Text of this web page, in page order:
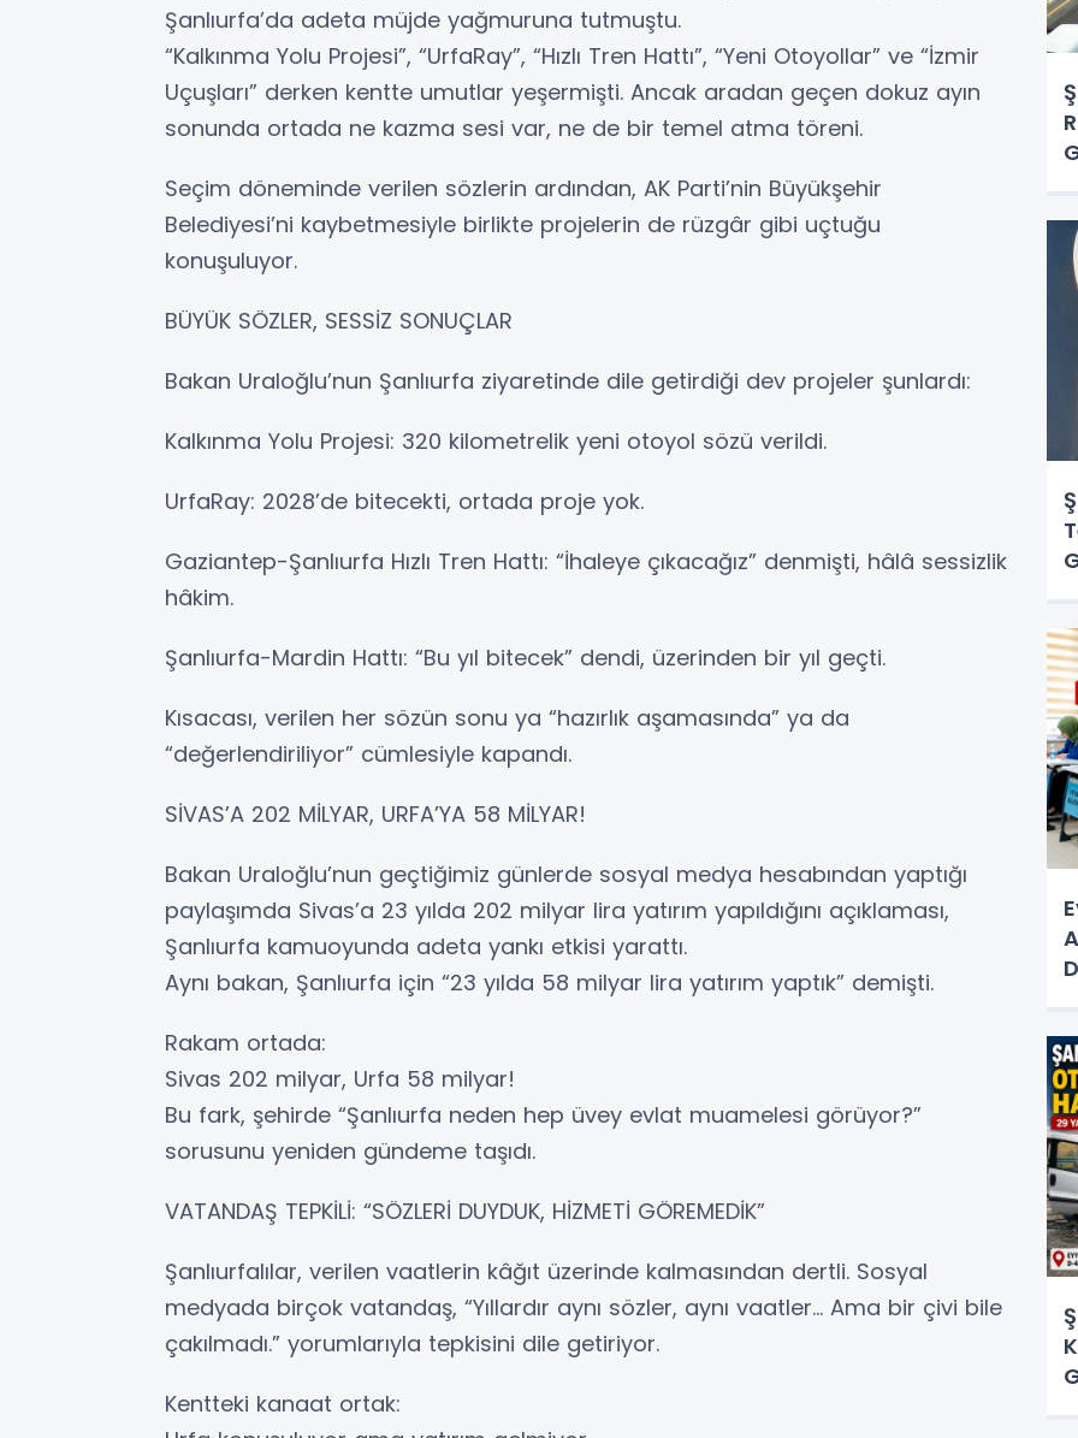
Şanlıurfa’da adeta müjde yağmuruna tutmuştu.
“Kalkınma Yolu Projesi”, “UrfaRay”, “Hızlı Tren Hattı”, “Yeni Otoyollar” ve “İzmir
Uçuşları” derken kentte umutlar yeşermişti. Ancak aradan geçen dokuz ayın
sonunda ortada ne kazma sesi var, ne de bir temel atma töreni.
Seçim döneminde verilen sözlerin ardından, AK Parti’nin Büyükşehir
Belediyesi’ni kaybetmesiyle birlikte projelerin de rüzgâr gibi uçtuğu
konuşuluyor.
BÜYÜK SÖZLER, SESSİZ SONUÇLAR
Bakan Uraloğlu’nun Şanlıurfa ziyaretinde dile getirdiği dev projeler şunlardı:
Kalkınma Yolu Projesi: 320 kilometrelik yeni otoyol sözü verildi.
UrfaRay: 2028’de bitecekti, ortada proje yok.
Gaziantep-Şanlıurfa Hızlı Tren Hattı: “İhaleye çıkacağız” denmişti, hâlâ sessizlik
hâkim.
Şanlıurfa-Mardin Hattı: “Bu yıl bitecek” dendi, üzerinden bir yıl geçti.
Kısacası, verilen her sözün sonu ya “hazırlık aşamasında” ya da
“değerlendiriliyor” cümlesiyle kapandı.
SİVAS’A 202 MİLYAR, URFA’YA 58 MİLYAR!
Bakan Uraloğlu’nun geçtiğimiz günlerde sosyal medya hesabından yaptığı
paylaşımda Sivas’a 23 yılda 202 milyar lira yatırım yapıldığını açıklaması,
Şanlıurfa kamuoyunda adeta yankı etkisi yarattı.
Aynı bakan, Şanlıurfa için “23 yılda 58 milyar lira yatırım yaptık” demişti.
Rakam ortada:
Sivas 202 milyar, Urfa 58 milyar!
Bu fark, şehirde “Şanlıurfa neden hep üvey evlat muamelesi görüyor?”
sorusunu yeniden gündeme taşıdı.
VATANDAŞ TEPKİLİ: “SÖZLERİ DUYDUK, HİZMETİ GÖREMEDİK”
Şanlıurfalılar, verilen vaatlerin kâğıt üzerinde kalmasından dertli. Sosyal
medyada birçok vatandaş, “Yıllardır aynı sözler, aynı vaatler… Ama bir çivi bile
çakılmadı.” yorumlarıyla tepkisini dile getiriyor.
Kentteki kanaat ortak: